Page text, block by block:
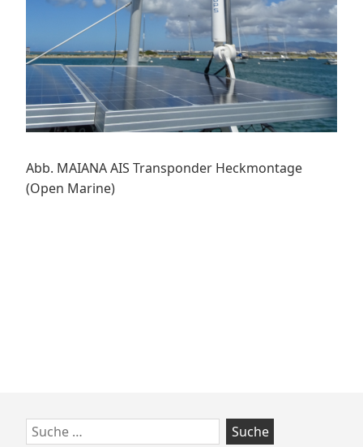
Abb. MAIANA AIS Transponder Heckmontage
(Open Marine)
Zum
Suche